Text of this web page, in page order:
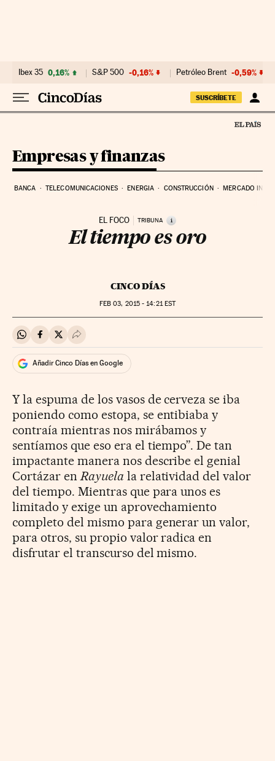
Ibex 35 0,16% S&P 500 -0,16% Petróleo Brent -0,59%
SUSCRÍBETE
Empresas y finanzas
BANCA TELECOMUNICACIONES ENERGIA CONSTRUCCIÓN MERCADO
EL FOCO TRIBUNA i
El tiempo es oro
CINCO DÍAS
FEB 03, 2015 - 14:21 EST
Compartir en Whatsapp
Compartir en Facebook
Compartir en Twitter
Desplegar Redes Sociales
Añadir Cinco Días en Google
Y la espuma de los vasos de cerveza se iba
poniendo como estopa, se entibiaba y
contraía mientras nos mirábamos y
sentíamos que eso era el tiempo”. De tan
impactante manera nos describe el genial
Cortázar en Rayuela la relatividad del valor
del tiempo. Mientras que para unos es
limitado y exige un aprovechamiento
completo del mismo para generar un valor,
para otros, su propio valor radica en
disfrutar el transcurso del mismo.